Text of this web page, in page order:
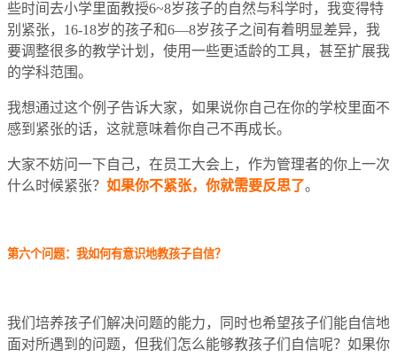
些时间去小学里面教授6~8岁孩子的自然与科学时，我变得特
别紧张，16-18岁的孩子和6—8岁孩子之间有着明显差异，我
要调整很多的教学计划，使用一些更适龄的工具，甚至扩展我
的学科范围。
我想通过这个例子告诉大家，如果说你自己在你的学校里面不
感到紧张的话，这就意味着你自己不再成长。
大家不妨问一下自己，在员工大会上，作为管理者的你上一次
什么时候紧张？ 如果你不紧张，你就需要反思了。
第六个问题：我如何有意识地教孩子自信？
我们培养孩子们解决问题的能力，同时也希望孩子们能自信地
面对所遇到的问题，但我们怎么能够教孩子们自信呢？如果你